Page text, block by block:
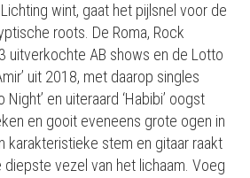
wint, gaat het pijlsnel voor de
roots. De Roma, Rock
uitverkochte AB shows en de Lotto
uit 2018, met daarop singles
Night’ en uiteraard ‘Habibi’ oogst
en gooit eveneens grote ogen in
karakteristieke stem en gitaar raakt
diepste vezel van het lichaam. Voeg